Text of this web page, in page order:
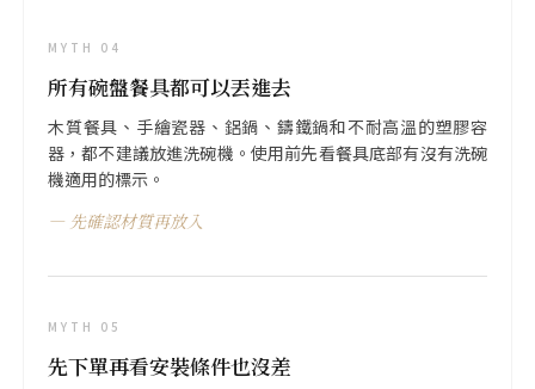
MYTH 04
所有碗盤餐具都可以丟進去
木質餐具、手繪瓷器、鋁鍋、鑄鐵鍋和不耐高溫的塑膠容
器，都不建議放進洗碗機。使用前先看餐具底部有沒有洗碗
機適用的標示。
先確認材質再放入
MYTH 05
先下單再看安裝條件也沒差